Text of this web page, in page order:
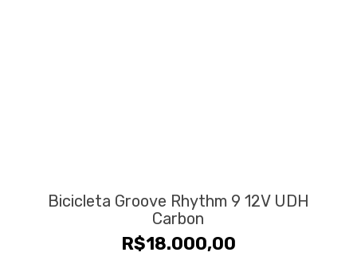
Bicicleta Groove Rhythm 9 12V UDH
Carbon
R$18.000,00